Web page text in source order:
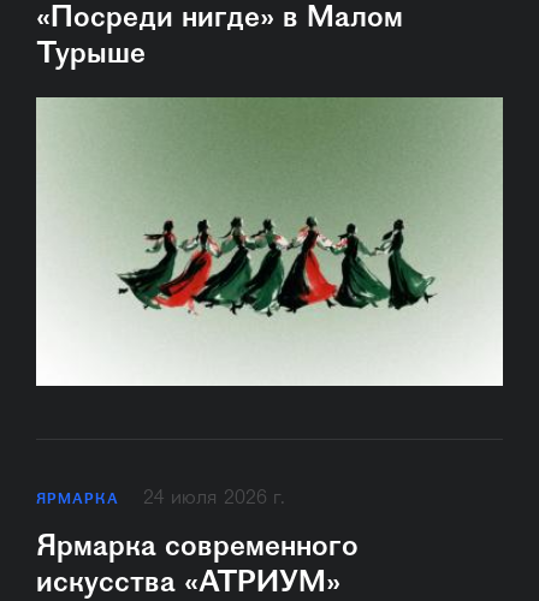
«Посреди нигде» в Малом
Турыше
ЯРМАРКА 24 июля 2026 г.
Ярмарка современного
искусства «АТРИУМ»